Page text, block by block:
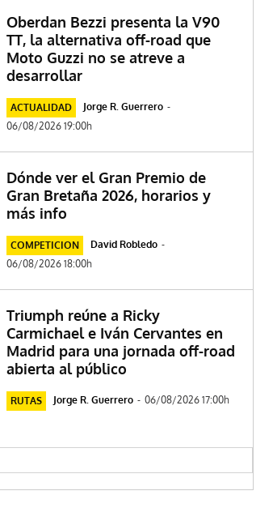
Oberdan Bezzi presenta la V90
TT, la alternativa off-road que
Moto Guzzi no se atreve a
desarrollar
ACTUALIDAD Jorge R. Guerrero -
06/08/2026 19:00h
Dónde ver el Gran Premio de
Gran Bretaña 2026, horarios y
más info
COMPETICION David Robledo -
06/08/2026 18:00h
Triumph reúne a Ricky
Carmichael e Iván Cervantes en
Madrid para una jornada off-road
abierta al público
RUTAS Jorge R. Guerrero - 06/08/2026 17:00h